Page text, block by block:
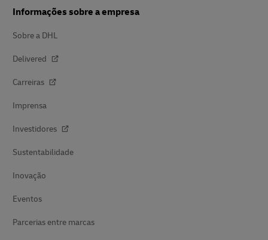
Informações sobre a empresa
Sobre a DHL
Delivered
Carreiras
Imprensa
Investidores
Sustentabilidade
Inovação
Eventos
Parcerias entre marcas